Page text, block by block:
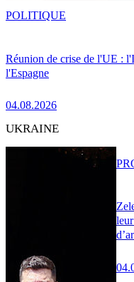
Réunion de crise de l'UE :
l'Espagne
04.08.2026
POLITIQUE
UKRAINE